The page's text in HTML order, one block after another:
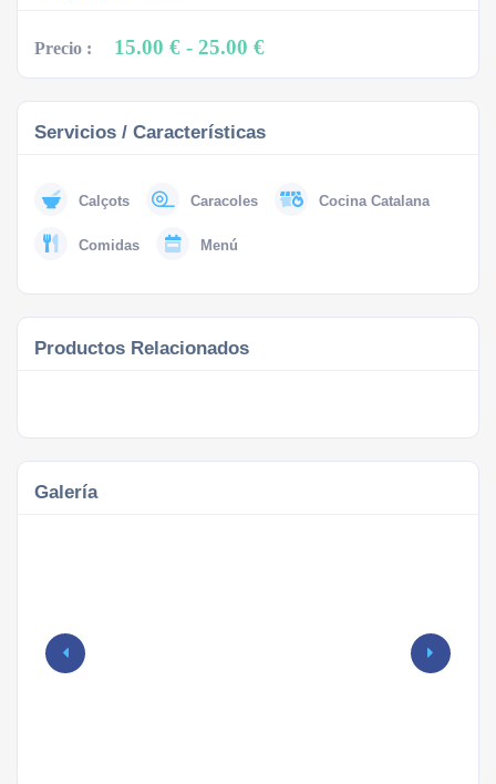
Precio : 15.00 € - 25.00 €
Servicios / Características
Calçots Caracoles Cocina Catalana
Comidas Menú
Productos Relacionados
Galería